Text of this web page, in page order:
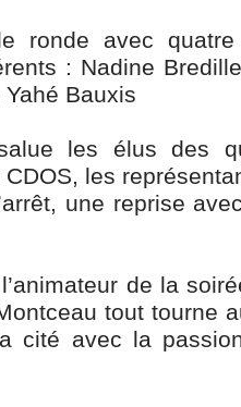
ronde avec
: Nadine
Bauxis
les élus des
CDOS, les
une reprise
de la
tout tourne
cité avec la